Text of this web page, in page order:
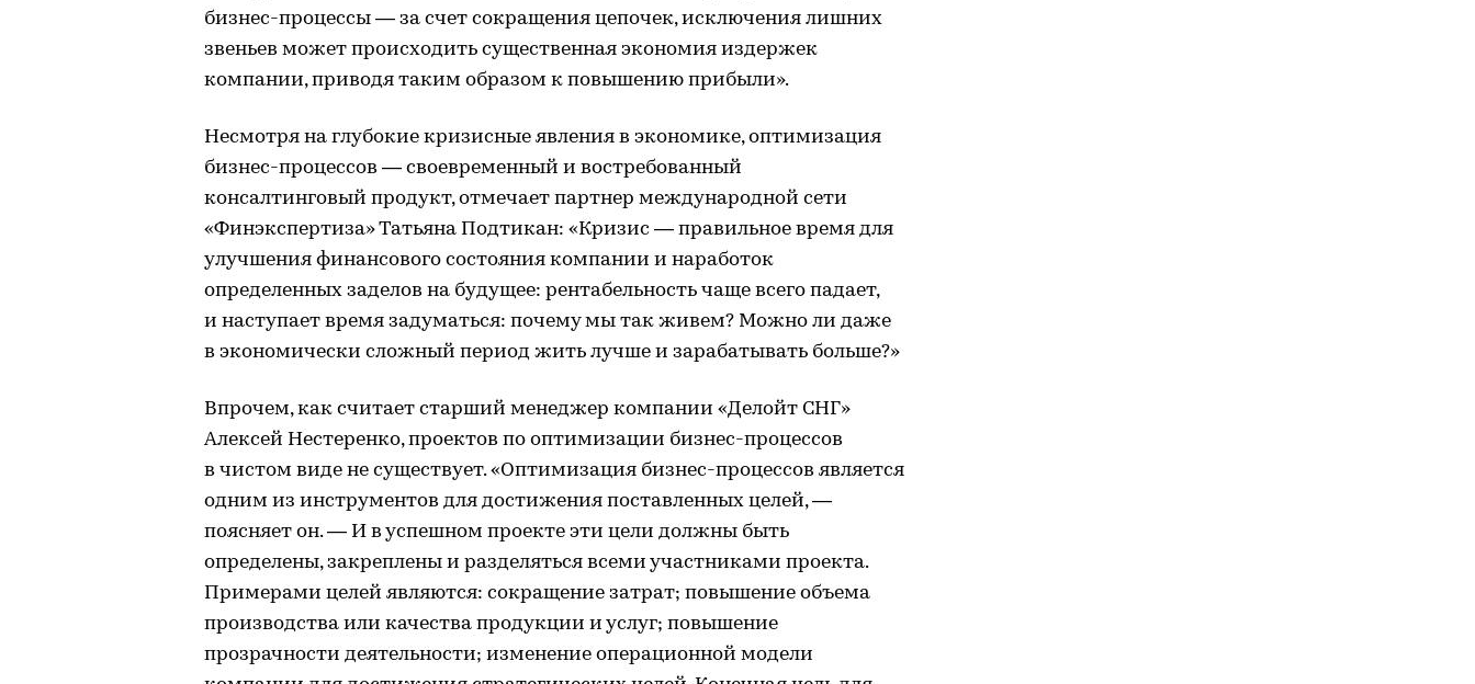
бизнес-процессы — за счет сокращения цепочек, исключения лишних
звеньев может происходить существенная экономия издержек
компании, приводя таким образом к повышению прибыли».
Несмотря на глубокие кризисные явления в экономике, оптимизация
бизнес-процессов — своевременный и востребованный
консалтинговый продукт, отмечает партнер международной сети
«Финэкспертиза» Татьяна Подтикан: «Кризис — правильное время для
улучшения финансового состояния компании и наработок
определенных заделов на будущее: рентабельность чаще всего падает,
и наступает время задуматься: почему мы так живем? Можно ли даже
в экономически сложный период жить лучше и зарабатывать больше?»
Впрочем, как считает старший менеджер компании «Делойт СНГ»
Алексей Нестеренко, проектов по оптимизации бизнес-процессов
в чистом виде не существует. «Оптимизация бизнес-процессов является
одним из инструментов для достижения поставленных целей, —
поясняет он. — И в успешном проекте эти цели должны быть
определены, закреплены и разделяться всеми участниками проекта.
Примерами целей являются: сокращение затрат; повышение объема
производства или качества продукции и услуг; повышение
прозрачности деятельности; изменение операционной модели